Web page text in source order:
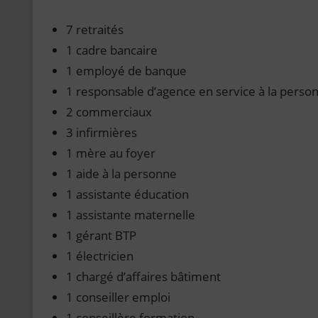
7 retraités
1 cadre bancaire
1 employé de banque
1 responsable d’agence en service à la
2 commerciaux
3 infirmières
1 mère au foyer
1 aide à la personne
1 assistante éducation
1 assistante maternelle
1 gérant BTP
1 électricien
1 chargé d’affaires bâtiment
1 conseiller emploi